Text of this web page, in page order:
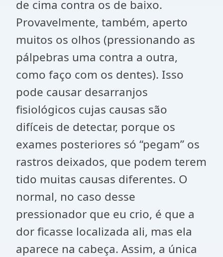
de cima contra os de baixo.
Provavelmente, também, aperto
muitos os olhos (pressionando as
pálpebras uma contra a outra,
como faço com os dentes). Isso
pode causar desarranjos
fisiológicos cujas causas são
difíceis de detectar, porque os
exames posteriores só “pegam” os
rastros deixados, que podem terem
tido muitas causas diferentes. O
normal, no caso desse
pressionador que eu crio, é que a
dor ficasse localizada ali, mas ela
aparece na cabeça. Assim, a única